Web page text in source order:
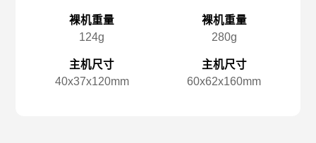
裸机重量
124g
主机尺寸
40x️37x️120mm
裸机重量
280g
主机尺寸
60x️62x️160mm